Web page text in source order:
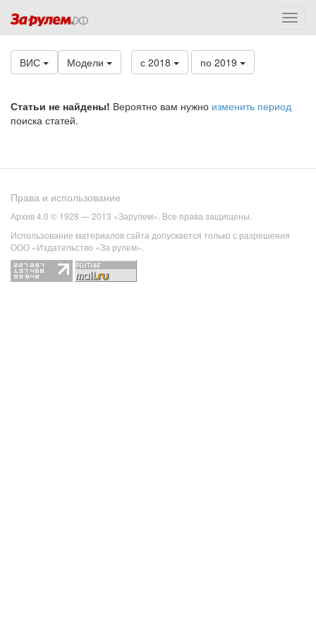
ВИС Модели с 2018 по 2019
Статьи не найдены! Вероятно вам нужно изменить период
поиска статей.
Права и использование
Архив 4.0 © 1928 — 2013 «Зарулем». Все права защищены.
Использование материалов сайта допускается только с разрешения
ООО «Издательство «За рулем».